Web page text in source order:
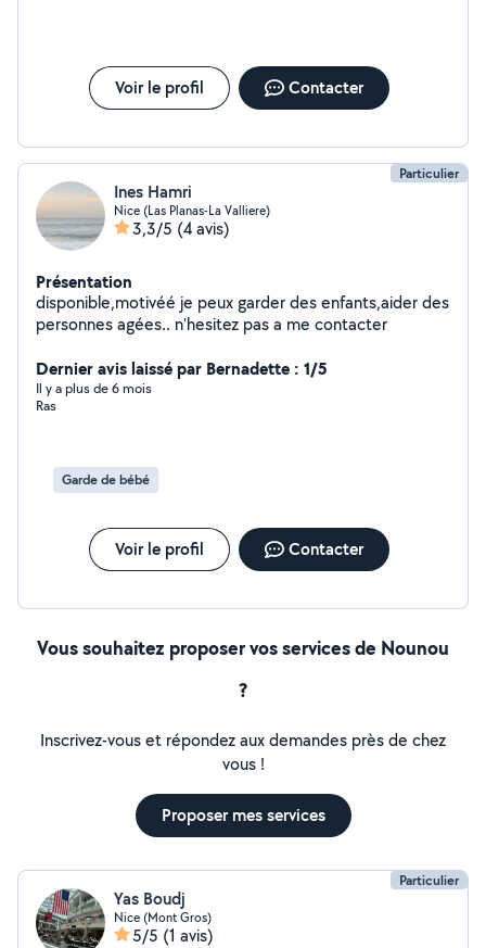
Voir le profil Contacter
Particulier
Ines Hamri
Nice (Las Planas-La Valliere)
3,3/5 (4 avis)
Présentation
disponible,motivéé je peux garder des enfants,aider des
personnes agées.. n'hesitez pas a me contacter
Dernier avis laissé par Bernadette : 1/5
Il y a plus de 6 mois
Ras
Garde de bébé
Voir le profil Contacter
Vous souhaitez proposer vos services de Nounou
?
Inscrivez-vous et répondez aux demandes près de chez
vous !
Proposer mes services
Particulier
Yas Boudj
Nice (Mont Gros)
5/5 (1 avis)